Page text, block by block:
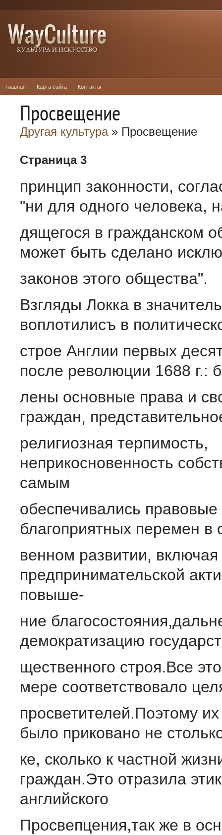
Главная Карта сайта Контакты
Просвещение
Другая культура» Просвещение
Страница 3
принцип законности,
"ни для одного человека,
дящегося в гражданском
может быть сделано
законов этого общества".
Взгляды Локка в
воплотилисъ в
строе Англии первых
после революции 1688 г.:
лены основные права и
граждан,
религиозная терпимость,
неприкосновенность
самым
обеспечивались
благоприятных перемен в
венном развитии, включая
предпринимательской
повыше-
ние
демократизацию
щественного строя.Все
мере соответствовало
просветителей.Поэтому
было приковано не
ке, сколько к частной
граждан.Это отразила
английского
Просвепцения,так же в